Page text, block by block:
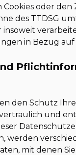
oder
des TTDSG
in Bezug
den Schutz
und
werden
mit denen